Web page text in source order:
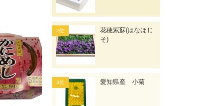
花穂紫蘇(はなほじ
そ)
愛知県産 小菊